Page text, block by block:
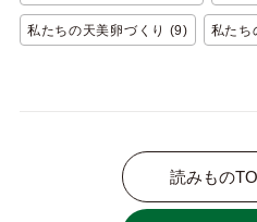
私たちの天美卵づくり (9) 私たち
読みもの